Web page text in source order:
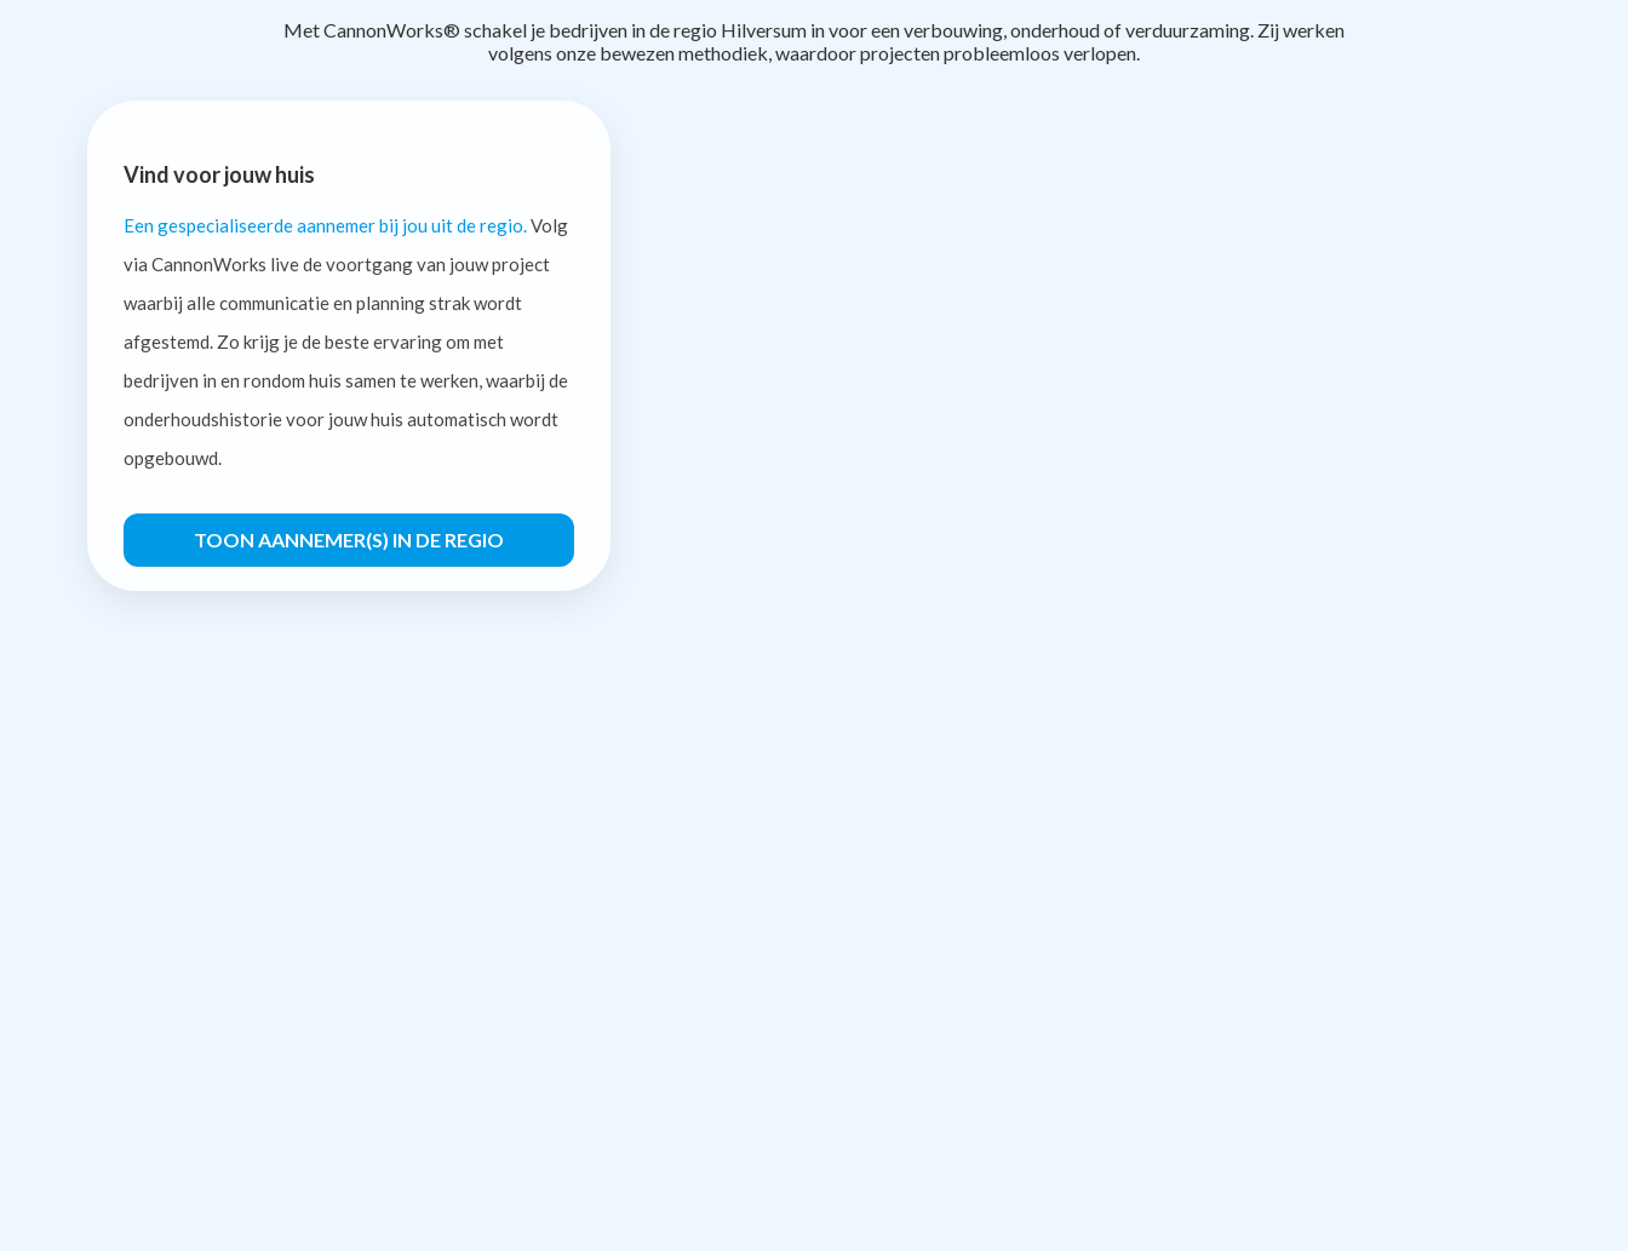
Met CannonWorks® schakel je bedrijven in de regio Hilversum in voor een verbouwing, onderhoud of verduurzaming. Zij werken
volgens onze bewezen methodiek, waardoor projecten probleemloos verlopen.
Vind voor jouw huis
Een gespecialiseerde aannemer bij jou uit de regio. Volg
via CannonWorks live de voortgang van jouw project
waarbij alle communicatie en planning strak wordt
afgestemd. Zo krijg je de beste ervaring om met
bedrijven in en rondom huis samen te werken, waarbij de
onderhoudshistorie voor jouw huis automatisch wordt
opgebouwd.
TOON AANNEMER(S) IN DE REGIO